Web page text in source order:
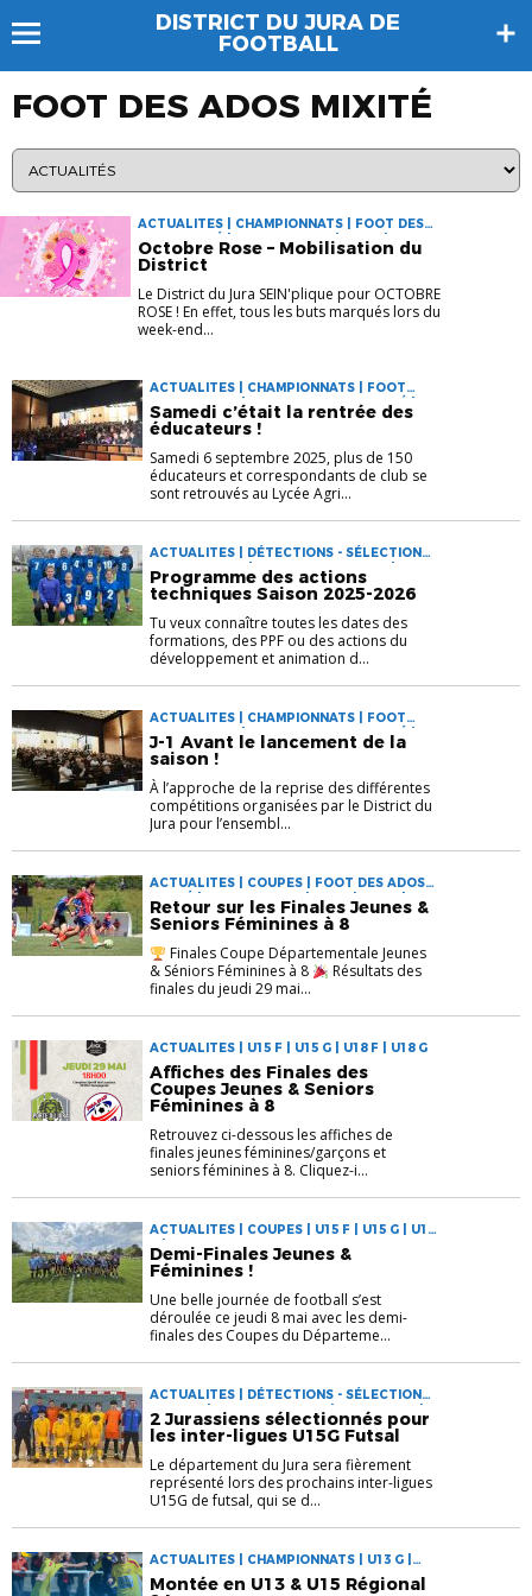
DISTRICT DU JURA DE
FOOTBALL
FOOT DES ADOS MIXITÉ
ACTUALITES | CHAMPIONNATS | FOOT DES
ADOS MIXITÉ | FOOT FEMININ | U13 G | VIE DU
DISTRICT
Octobre Rose – Mobilisation du
District
Le District du Jura SEIN'plique pour OCTOBRE
ROSE ! En effet, tous les buts marqués lors du
week-end...
ACTUALITES | CHAMPIONNATS | FOOT
D'ANIMATION | FOOT DES ADOS MIXITÉ |
FOOT FEMININ | VIE DU DISTRICT
Samedi c’était la rentrée des
éducateurs !
Samedi 6 septembre 2025, plus de 150
éducateurs et correspondants de club se
sont retrouvés au Lycée Agri...
ACTUALITES | DÉTECTIONS - SÉLECTIONS |
ENTRAINEURS | FOOT D'ANIMATION | FOOT
DES ADOS MIXITÉ | FOOT FEMININ |
FORMATIONS | VIE DU DISTRICT
Programme des actions
techniques Saison 2025-2026
Tu veux connaître toutes les dates des
formations, des PPF ou des actions du
développement et animation d...
ACTUALITES | CHAMPIONNATS | FOOT
D'ANIMATION | FOOT DES ADOS MIXITÉ |
FOOT FEMININ | U11 G | U12F | U13 G | U15 F
| U15 G | U18 F | U18 G
J-1 Avant le lancement de la
saison !
À l’approche de la reprise des différentes
compétitions organisées par le District du
Jura pour l’ensembl...
ACTUALITES | COUPES | FOOT DES ADOS
MIXITÉ | FOOT FEMININ | U15 F | U15 G | U18
F | U18 G
Retour sur les Finales Jeunes &
Seniors Féminines à 8
Finales Coupe Départementale Jeunes
& Séniors Féminines à 8
Résultats des
finales du jeudi 29 mai...
ACTUALITES | U15 F | U15 G | U18 F | U18 G
Affiches des Finales des
Coupes Jeunes & Seniors
Féminines à 8
Retrouvez ci-dessous les affiches de
finales jeunes féminines/garçons et
seniors féminines à 8. Cliquez-i...
ACTUALITES | COUPES | U15 F | U15 G | U18
F | U18 G
Demi-Finales Jeunes &
Féminines !
Une belle journée de football s’est
déroulée ce jeudi 8 mai avec les demi-
finales des Coupes du Départeme...
ACTUALITES | DÉTECTIONS - SÉLECTIONS |
FUTSAL | GARDIEN DE BUT | MASCULINE |
U15 G
2 Jurassiens sélectionnés pour
les inter-ligues U15G Futsal
Le département du Jura sera fièrement
représenté lors des prochains inter-ligues
U15G de futsal, qui se d...
ACTUALITES | CHAMPIONNATS | U13 G |
U15 G
Montée en U13 & U15 Régional